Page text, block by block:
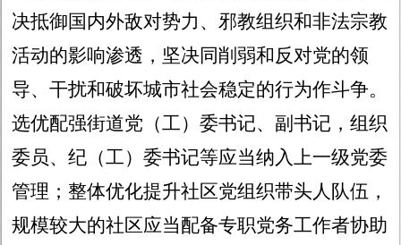
决抵御国内外敌对势力、邪教组织和非法宗教
活动的影响渗透，坚决同削弱和反对党的领
导、干扰和破坏城市社会稳定的行为作斗争。
选优配强街道党（工）委书记、副书记，组织
委员、纪（工）委书记等应当纳入上一级党委
管理；整体优化提升社区党组织带头人队伍，
规模较大的社区应当配备专职党务工作者协助